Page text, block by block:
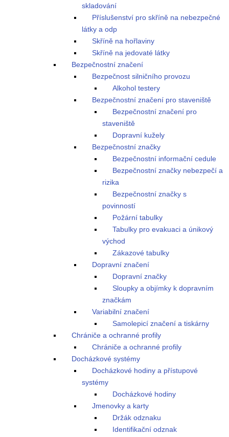
skladování
Příslušenství pro skříně na nebezpečné
látky a odp
Skříně na hořlaviny
Skříně na jedovaté látky
Bezpečnostní značení
Bezpečnost silničního provozu
Alkohol testery
Bezpečnostní značení pro staveniště
Bezpečnostní značení pro
staveniště
Dopravní kužely
Bezpečnostní značky
Bezpečnostní informační cedule
Bezpečnostní značky nebezpečí a
rizika
Bezpečnostní značky s
povinností
Požární tabulky
Tabulky pro evakuaci a únikový
východ
Zákazové tabulky
Dopravní značení
Dopravní značky
Sloupky a objímky k dopravním
značkám
Variabilní značení
Samolepicí značení a tiskárny
Chrániče a ochranné profily
Chrániče a ochranné profily
Docházkové systémy
Docházkové hodiny a přístupové
systémy
Docházkové hodiny
Jmenovky a karty
Držák odznaku
Identifikační odznak